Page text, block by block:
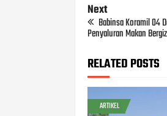
Next
Babinsa Koramil 04
Penyaluran Makan
RELATED POSTS
ARTIKEL